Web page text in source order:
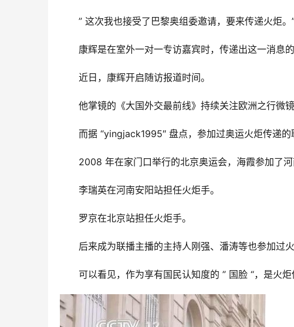
” 这次我也接受了巴黎奥组委邀请，要来传递火炬。
康辉是在室外一对一专访嘉宾时，传递出这一消息的
近日，康辉开启随访报道时间。
他掌镜的《大国外交最前线》持续关注欧洲之行微
而据 “yingjack1995″ 盘点，参加过奥运火炬传递的
2008 年在家门口举行的北京奥运会，海霞参加了河
李瑞英在河南安阳站担任火炬手。
罗京在北京站担任火炬手。
后来成为联播主播的主持人刚强、潘涛等也参加过火
可以看见，作为享有国民认知度的 ” 国脸 “，是火炬